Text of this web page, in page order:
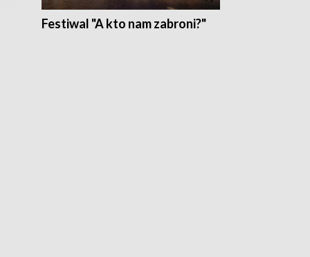
Festiwal "A kto nam zabroni?"